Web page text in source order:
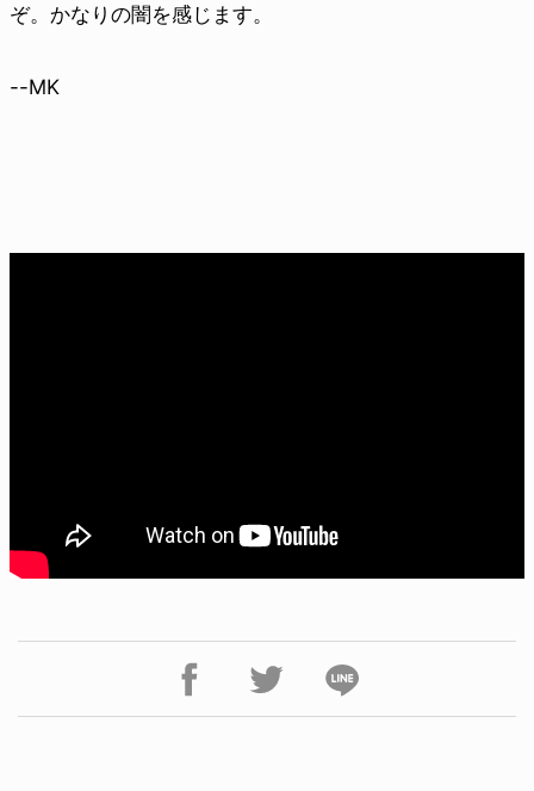
ぞ。かなりの闇を感じます。
--MK